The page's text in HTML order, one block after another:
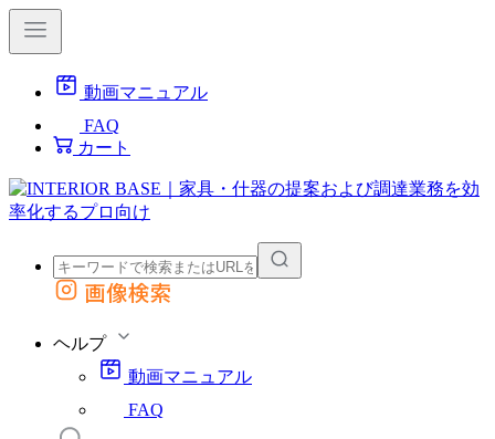
動画マニュアル
FAQ
カート
外部サイトの商品をカートに追加
画像検索
ヘルプ
動画マニュアル
FAQ